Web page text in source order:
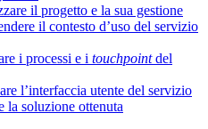
il progetto e la sua gestione
il contesto d’uso del servizio
i processi e i touchpointdel
l’interfaccia utente del servizio
la soluzione ottenuta